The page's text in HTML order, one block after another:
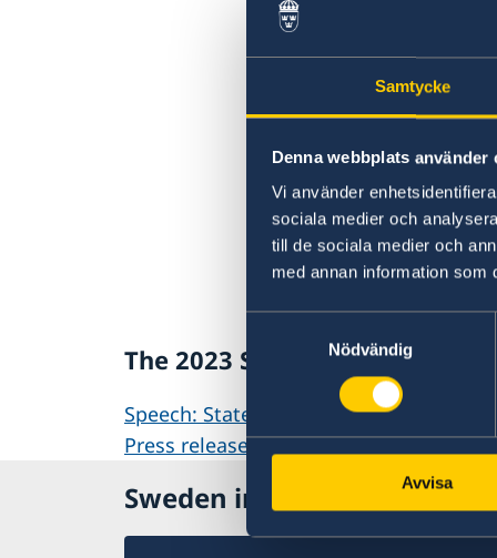
Samtycke
Denna webbplats använder
Vi använder
sociala medier och
till de sociala medier och
med annan information som
Nödvändig
Avvisa
The 2023 Statement of
Speech: Statement of Foreign Policy
Press release
Sweden in North